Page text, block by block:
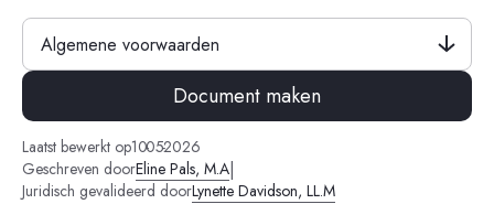
Algemene voorwaarden
Document maken
Laatst bewerkt op10-05-2026
Geschreven doorEline Pals, M.A|
Juridisch gevalideerd doorLynette Davidson, LL.M